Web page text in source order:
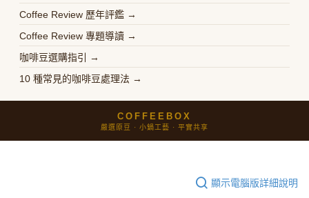
Coffee Review 歷年評鑑 →
Coffee Review 專題導讀 →
咖啡豆選購指引 →
10 種常見的咖啡豆處理法 →
COFFEEBOX
嚴選原豆 · 小鍋工藝 · 平實共享
顯示電腦版詳細說明